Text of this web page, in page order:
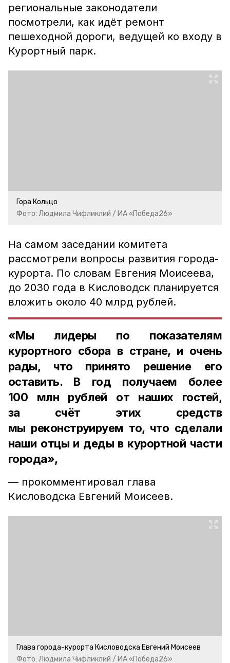
региональные законодатели
посмотрели, как идёт ремонт
пешеходной дороги, ведущей ко входу в
Курортный парк.
Гора Кольцо
Фото: Людмила Чифликлий / ИА «Победа26»
На самом заседании комитета
рассмотрели вопросы развития города-
курорта. По словам Евгения Моисеева,
до 2030 года в Кисловодск планируется
вложить около 40 млрд рублей.
«Мы лидеры по показателям
курортного сбора в стране, и очень
рады, что принято решение его
оставить. В год получаем более
100 млн рублей от наших гостей,
за счёт этих средств
мы реконструируем то, что сделали
наши отцы и деды в курортной части
города»,
— прокомментировал глава
Кисловодска Евгений Моисеев.
Глава города-курорта Кисловодска Евгений Моисеев
Фото: Людмила Чифликлий / ИА «Победа26»